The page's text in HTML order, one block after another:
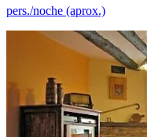
pers./noche (aprox.)